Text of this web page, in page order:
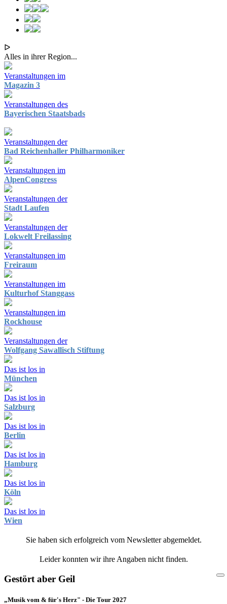
ᐅ
Alles in ihrer Region...
Veranstaltungen im
Magazin 3
Veranstaltungen des
Bayerischen Staatsbads
Veranstaltungen der
Bad Reichenhaller Philharmoniker
Veranstaltungen im
AlpenCongress
Veranstaltungen der
Stadt Laufen
Veranstaltungen der
Lokwelt Freilassing
Veranstaltungen im
Freiraum
Veranstaltungen im
Kulturhof Stanggass
Veranstaltungen im
Rockhouse
Veranstaltungen der
Wolfgang Sawallisch Stiftung
Das ist los in
München
Das ist los in
Salzburg
Das ist los in
Berlin
Das ist los in
Hamburg
Das ist los in
Köln
Das ist los in
Wien
Sie haben sich erfolgreich vom Newsletter abgemeldet.
Leider konnten wir ihre Angaben nicht finden.
Gestört aber Geil
„Musik vom & für's Herz" - Die Tour 2027